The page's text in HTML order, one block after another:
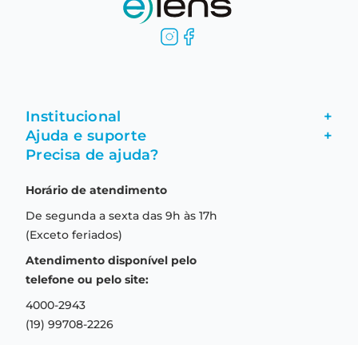
Institucional +
Fale conosco
Formas de pagamento
Aviso de privacidade
Termos e condições de uso
Ajuda e suporte +
Garantia
Troca e devolução
Central de relacionamento
Precisa de ajuda?
Horário de atendimento
De segunda a sexta das 9h às 17h
(Exceto feriados)
Atendimento disponível pelo
telefone ou pelo site:
4000-2943
(19) 99708-2226